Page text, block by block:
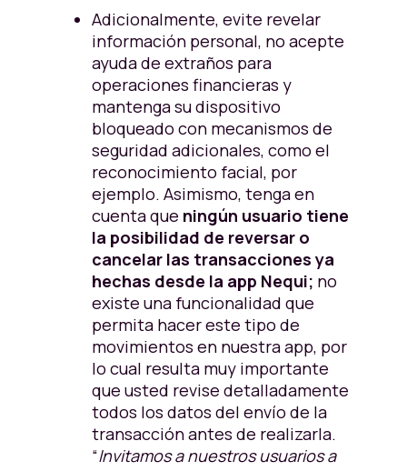
Adicionalmente, evite revelar
información personal, no acepte
ayuda de extraños para
operaciones financieras y
mantenga su dispositivo
bloqueado con mecanismos de
seguridad adicionales, como el
reconocimiento facial, por
ejemplo. Asimismo, tenga en
cuenta que ningún usuario tiene
la posibilidad de reversar o
cancelar las transacciones ya
hechas desde la app Nequi; no
existe una funcionalidad que
permita hacer este tipo de
movimientos en nuestra app, por
lo cual resulta muy importante
que usted revise detalladamente
todos los datos del envío de la
transacción antes de realizarla.
“Invitamos a nuestros usuarios a